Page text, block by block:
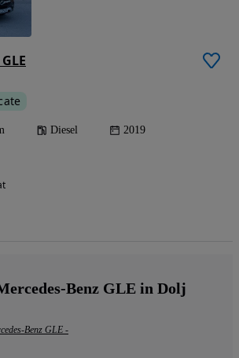
Diesel 2019
Benz GLE in Dolj
Benz GLE -